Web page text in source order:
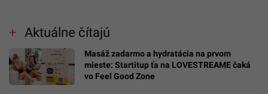
Aktuálne čítajú
Masáž zadarmo a hydratácia na prvom
mieste: Startitup ťa na LOVESTREAME čaká
vo Feel Good Zone